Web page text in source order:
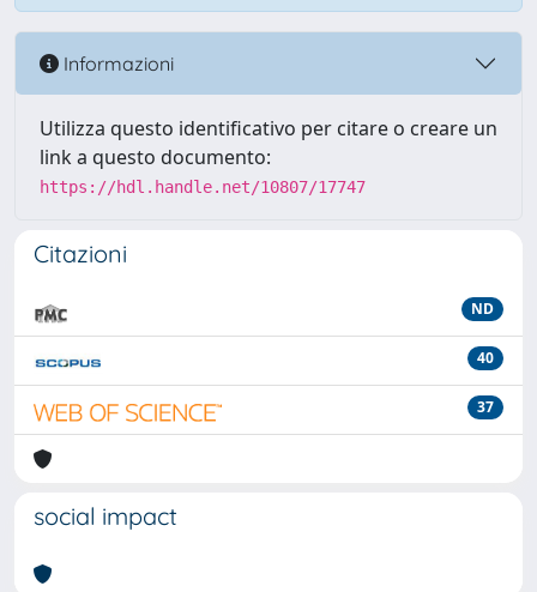
Informazioni
Utilizza questo identificativo per citare o creare un
link a questo documento:
https://hdl.handle.net/10807/17747
Citazioni
ND
40
37
social impact